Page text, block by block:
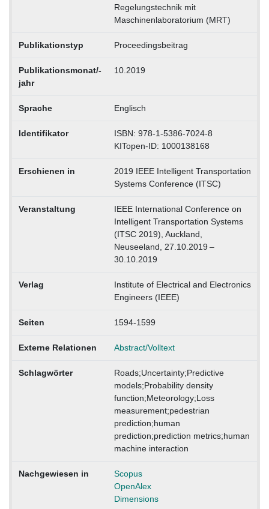
Regelungstechnik mit
Maschinenlaboratorium (MRT)
Publikationstyp Proceedingsbeitrag
Publikationsmonat/-
jahr
10.2019
Sprache Englisch
Identifikator
ISBN: 978-1-5386-7024-8
KITopen-ID: 1000138168
Erschienen in
2019 IEEE Intelligent Transportation
Systems Conference (ITSC)
Veranstaltung
IEEE International Conference on
Intelligent Transportation Systems
(ITSC 2019), Auckland,
Neuseeland, 27.10.2019 –
30.10.2019
Verlag
Institute of Electrical and Electronics
Engineers (IEEE)
Seiten 1594-1599
Externe Relationen Abstract/Volltext
Schlagwörter
Roads;Uncertainty;Predictive
models;Probability density
function;Meteorology;Loss
measurement;pedestrian
prediction;human
prediction;prediction metrics;human
machine interaction
Nachgewiesen in
Scopus
OpenAlex
Dimensions